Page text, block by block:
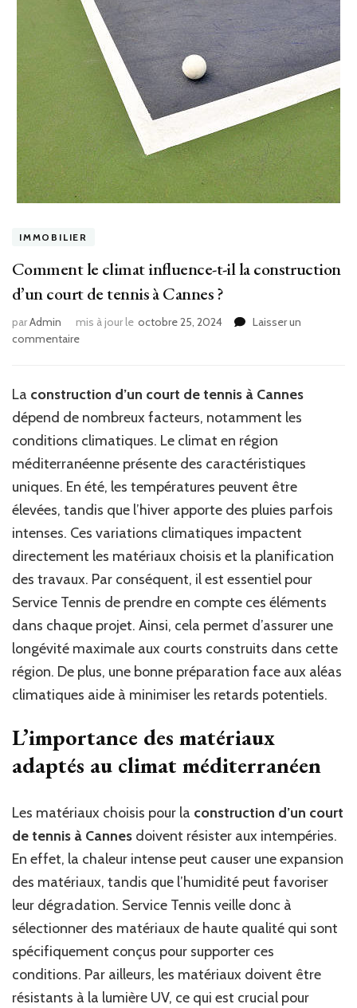
IMMOBILIER
Comment le climat influence-t-il la construction
d’un court de tennis à Cannes ?
parAdmin mis à jour le octobre 25, 2024
Laisser un
commentairesur
climat
t-
il
la
construction
d’un
court
tennis
à
Cannes
?
La construction d’un court de tennis à Cannes
dépend de nombreux facteurs, notamment les
conditions climatiques. Le climat en région
méditerranéenne présente des caractéristiques
uniques. En été, les températures peuvent être
élevées, tandis que l’hiver apporte des pluies parfois
intenses. Ces variations climatiques impactent
directement les matériaux choisis et la planification
des travaux. Par conséquent, il est essentiel pour
Service Tennis de prendre en compte ces éléments
dans chaque projet. Ainsi, cela permet d’assurer une
longévité maximale aux courts construits dans cette
région. De plus, une bonne préparation face aux aléas
climatiques aide à minimiser les retards potentiels.
L’importance des matériaux
adaptés au climat méditerranéen
Les matériaux choisis pour la construction d’un court
de tennis à Cannes doivent résister aux intempéries.
En effet, la chaleur intense peut causer une expansion
des matériaux, tandis que l’humidité peut favoriser
leur dégradation. Service Tennis veille donc à
sélectionner des matériaux de haute qualité qui sont
spécifiquement conçus pour supporter ces
conditions. Par ailleurs, les matériaux doivent être
résistants à la lumière UV, ce qui est crucial pour